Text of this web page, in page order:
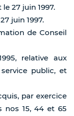
27 juin 1997.
juin 1997.
de Conseil
relative aux
public, et
par exercice
15, 44 et 65